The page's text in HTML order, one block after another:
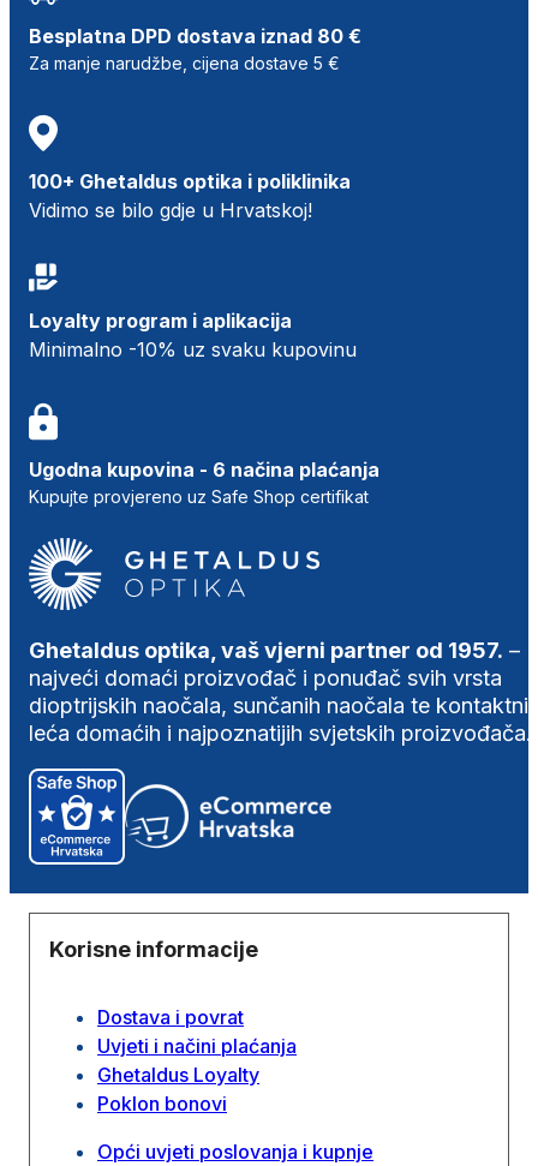
Besplatna DPD dostava iznad 80 €
Za manje narudžbe, cijena dostave 5 €
100+ Ghetaldus optika i poliklinika
Vidimo se bilo gdje u Hrvatskoj!
Loyalty program i aplikacija
Minimalno -10% uz svaku kupovinu
Ugodna kupovina - 6 načina plaćanja
Kupujte provjereno uz Safe Shop certifikat
Ghetaldus optika, vaš vjerni partner od 1957. –
najveći domaći proizvođač i ponuđač svih vrsta
dioptrijskih naočala, sunčanih naočala te
leća domaćih i najpoznatijih svjetskih proizvođača.
Korisne informacije
Dostava i povrat
Uvjeti i načini plaćanja
Ghetaldus Loyalty
Poklon bonovi
Opći uvjeti poslovanja i kupnje